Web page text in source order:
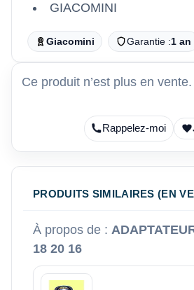
GIACOMINI
Giacomini Garantie :1 an
Ce produit n’est plus en vente.
Rappelez-moi
PRODUITS SIMILAIRES (EN
À propos de :
18 20 16